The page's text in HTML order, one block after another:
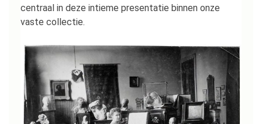
centraal in deze intieme presentatie binnen onze
vaste collectie.